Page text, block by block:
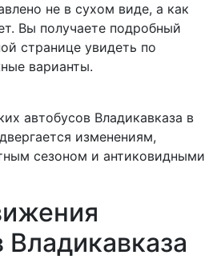
не в сухом виде, а как
Вы получаете подробный
странице увидеть по
варианты.
автобусов Владикавказа в
изменениям,
сезоном и антиковидными
Владикавказа